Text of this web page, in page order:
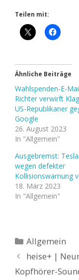
Teilen mit:
Ähnliche Beiträge
Wahlspenden-E-
Richter verwirft
US-Republikaner
Google
26. August 2023
In "Allgemein"
Ausgebremst: Tesla
wegen defekter
Kollisionswarnung
18. März 2023
In "Allgemein"
Kategorien
Allgemein
heise+ |
Kopfhörer-